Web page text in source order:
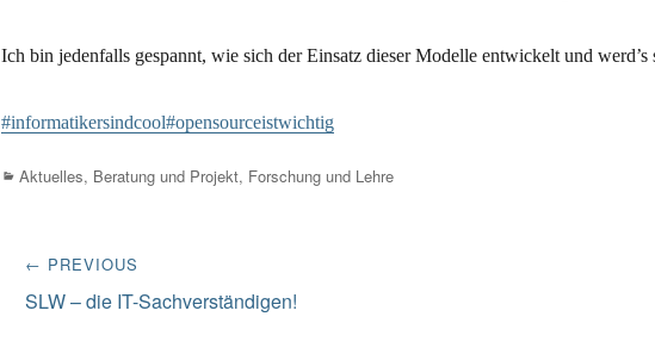
Ich bin jedenfalls gespannt, wie sich der Einsatz dieser Modelle entwickelt und werd’s
#informatikersindcool#opensourceistwichtig
Categories
Aktuelles, Beratung und Projekt, Forschung und Lehre
Beitrags-
Navigation
← PREVIOUS
Previous
SLW – die IT-Sachverständigen!